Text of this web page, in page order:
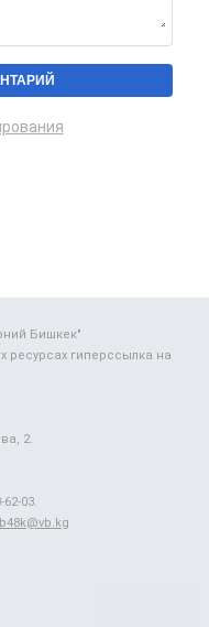
Бишкек"
ресурсах гиперссылка на
2.
62-03.